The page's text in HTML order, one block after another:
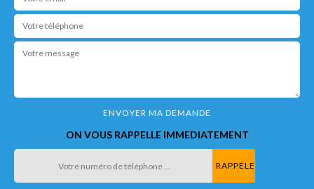
ON VOUS RAPPELLE IMMEDIATEMENT